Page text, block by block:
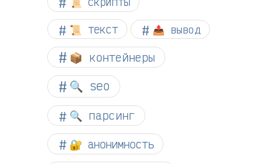
📜 текст 📤 вывод
📦 контейнеры
🔍 seo
🔍 парсинг
🔐 анонимность